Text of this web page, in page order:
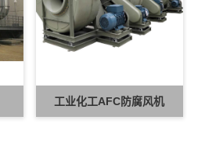
工业化工AFC防腐风机